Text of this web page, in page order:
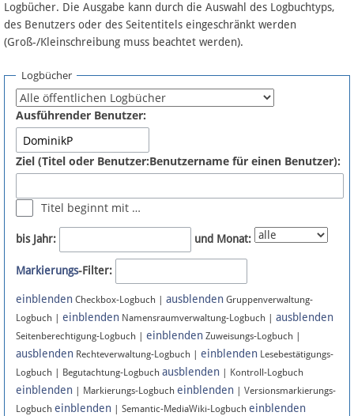
FAQ
Fördermitglied werden
Fehler melden
Newsletter
Bluesky
Facebook
Instagram
Anmelden
Logbücher. Die Ausgabe kann durch die Auswahl des Logbuchtyps,
des Benutzers oder des Seitentitels eingeschränkt werden
(Groß-/Kleinschreibung muss beachtet werden).
Logbücher
Ausführender Benutzer:
Ziel (Titel oder Benutzer:Benutzername für einen Benutzer):
Titel beginnt mit …
bis Jahr: und Monat:
Markierungs-Filter:
einblenden Checkbox-Logbuch | ausblenden Gruppenverwaltung-
Logbuch | einblenden Namensraumverwaltung-Logbuch | ausblenden
Seitenberechtigung-Logbuch | einblenden Zuweisungs-Logbuch |
ausblenden Rechteverwaltung-Logbuch | einblenden Lesebestätigungs-
Logbuch | Begutachtung-Logbuch ausblenden | Kontroll-Logbuch
einblenden | Markierungs-Logbuch einblenden | Versionsmarkierungs-
Logbuch einblenden | Semantic-MediaWiki-Logbuch einblenden